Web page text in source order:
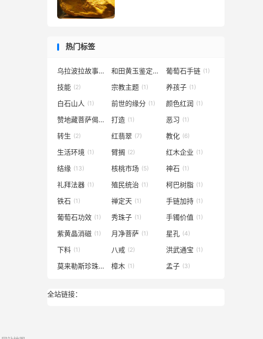
热门标签
乌拉波拉故事集 (1) 和田黄玉鉴定
(1) 葡萄石手链 (1)
技能 (2) 宗教主题 (1) 养孩子 (1)
白石山人 (1) 前世的缘分 (1) 颜色红润 (1)
赞地藏菩萨偈
(1) 打造 (1) 恶习 (1)
转生 (2) 红翡翠 (7) 教化 (6)
生活环境 (1) 臂搁 (2) 红木企业 (1)
结缘 (13) 核桃市场 (5) 神石 (1)
礼拜法器 (1) 殖民统治 (1) 柯巴树脂 (1)
铁石 (1) 禅定天 (1) 手链加持 (1)
葡萄石功效 (1) 秀珠子 (1) 手镯价值 (1)
紫黄晶消磁 (1) 月净菩萨 (1) 星孔 (4)
下料 (1) 八戒 (2) 洪武通宝 (1)
莫来勒斯珍珠
(1) 樟木 (1) 孟子 (3)
全站链接：